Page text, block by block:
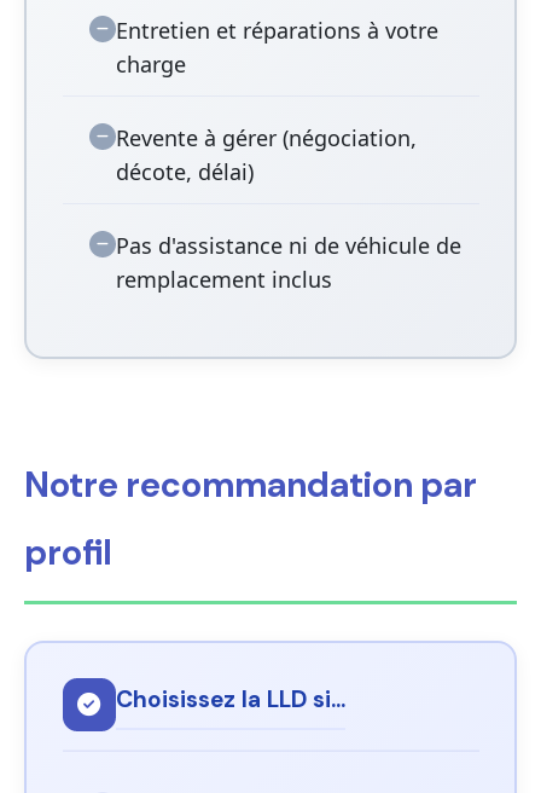
Entretien et réparations à votre
charge
Revente à gérer (négociation,
décote, délai)
Pas d'assistance ni de véhicule de
remplacement inclus
Notre recommandation par
profil
Choisissez la LLD si...